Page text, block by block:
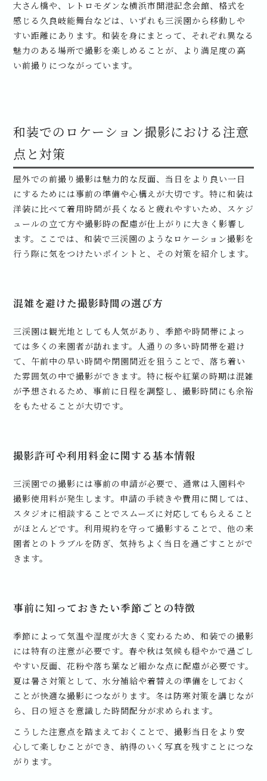
大さん橋や、レトロモダンな横浜市開港記念会館、格式を
感じる久良岐能舞台などは、いずれも三渓園から移動しや
すい距離にあります。和装を身にまとって、それぞれ異なる
魅力のある場所で撮影を楽しめることが、より満足度の高
い前撮りにつながっています。
和装でのロケーション撮影における注意
点と対策
屋外での前撮り撮影は魅力的な反面、当日をより良い一日
にするためには事前の準備や心構えが大切です。特に和装は
洋装に比べて着用時間が長くなると疲れやすいため、スケジ
ュールの立て方や撮影時の配慮が仕上がりに大きく影響し
ます。ここでは、和装で三渓園のようなロケーション撮影を
行う際に気をつけたいポイントと、その対策を紹介します。
混雑を避けた撮影時間の選び方
三渓園は観光地としても人気があり、季節や時間帯によっ
ては多くの来園者が訪れます。人通りの多い時間帯を避け
て、午前中の早い時間や閉園間近を狙うことで、落ち着い
た雰囲気の中で撮影ができます。特に桜や紅葉の時期は混雑
が予想されるため、事前に日程を調整し、撮影時間にも余裕
をもたせることが大切です。
撮影許可や利用料金に関する基本情報
三渓園での撮影には事前の申請が必要で、通常は入園料や
撮影使用料が発生します。申請の手続きや費用に関しては、
スタジオに相談することでスムーズに対応してもらえること
がほとんどです。利用規約を守って撮影することで、他の来
園者とのトラブルを防ぎ、気持ちよく当日を過ごすことがで
きます。
事前に知っておきたい季節ごとの特徴
季節によって気温や湿度が大きく変わるため、和装での撮影
には特有の注意が必要です。春や秋は気候も穏やかで過ごし
やすい反面、花粉や落ち葉など細かな点に配慮が必要です。
夏は暑さ対策として、水分補給や着替えの準備をしておく
ことが快適な撮影につながります。冬は防寒対策を講じなが
ら、日の短さを意識した時間配分が求められます。
こうした注意点を踏まえておくことで、撮影当日をより安
心して楽しむことができ、納得のいく写真を残すことにつな
がります。